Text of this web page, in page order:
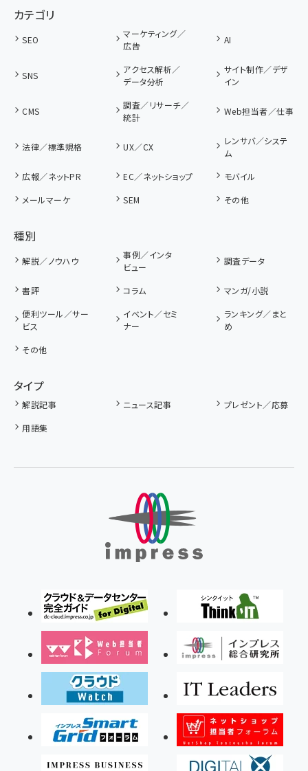
カテゴリ
SEO
マーケティング／
広告
AI
SNS
アクセス解析／
データ分析
サイト制作／デザ
イン
CMS
調査／リサーチ／
統計
Web担当者／仕事
法律／標準規格 UX／CX
レンサバ／システ
ム
広報／ネットPR
EC／ネットショップ
モバイル
メールマーケ
SEM その他
種別
解説／ノウハウ
事例／インタ
ビュー
調査データ
書評 コラム
マンガ/小説
便利ツール／サー
ビス
イベント／セミ
ナー
ランキング／まと
め
その他
タイプ
解説記事 ニュース記事
プレゼント／応募
用語集